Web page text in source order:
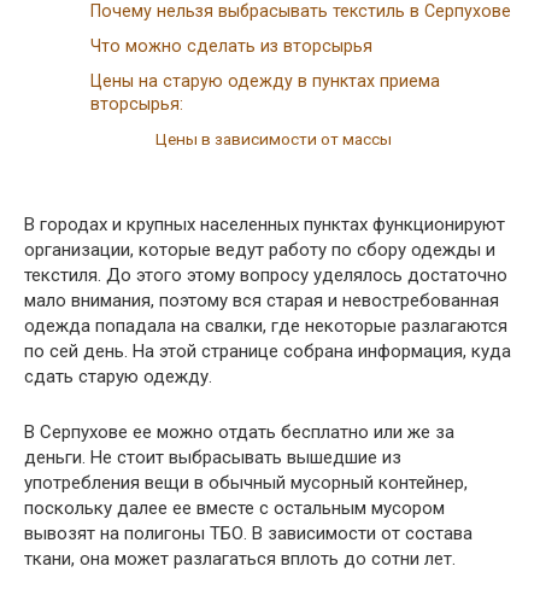
Почему нельзя выбрасывать текстиль в Серпухове
Что можно сделать из вторсырья
Цены на старую одежду в пунктах приема
вторсырья:
Цены в зависимости от массы
В городах и крупных населенных пунктах функционируют
организации, которые ведут работу по сбору одежды и
текстиля. До этого этому вопросу уделялось достаточно
мало внимания, поэтому вся старая и невостребованная
одежда попадала на свалки, где некоторые разлагаются
по сей день. На этой странице собрана информация, куда
сдать старую одежду.
В Серпухове ее можно отдать бесплатно или же за
деньги. Не стоит выбрасывать вышедшие из
употребления вещи в обычный мусорный контейнер,
поскольку далее ее вместе с остальным мусором
вывозят на полигоны ТБО. В зависимости от состава
ткани, она может разлагаться вплоть до сотни лет.